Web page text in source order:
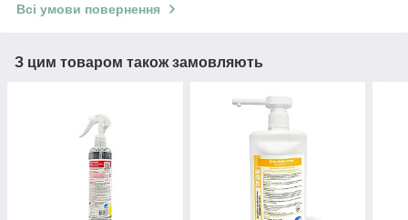
Всі умови повернення
З цим товаром також замовляють